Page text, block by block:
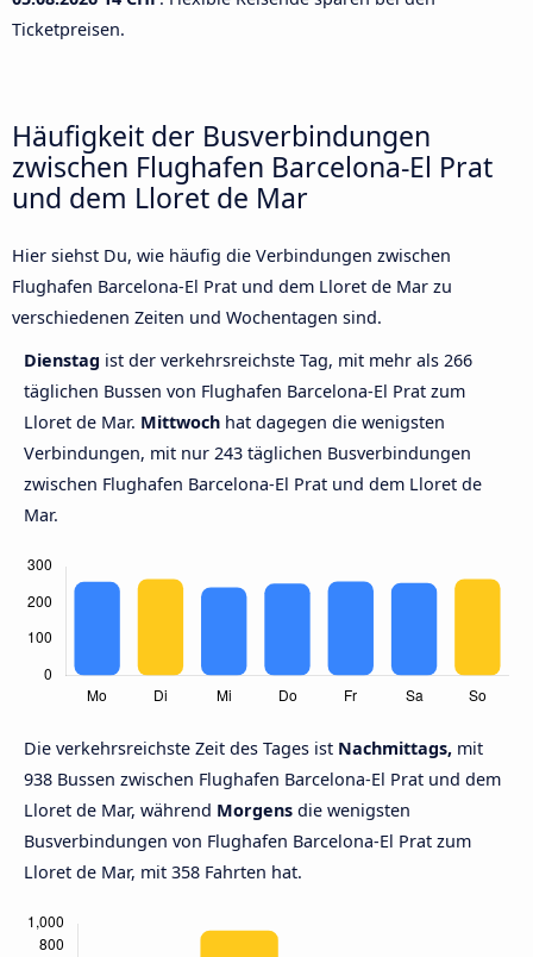
Ticketpreisen.
Häufigkeit der Busverbindungen
zwischen Flughafen Barcelona-El Prat
und dem Lloret de Mar
Hier siehst Du, wie häufig die Verbindungen zwischen
Flughafen Barcelona-El Prat und dem Lloret de Mar zu
verschiedenen Zeiten und Wochentagen sind.
Dienstag ist der verkehrsreichste Tag, mit mehr als 266
täglichen Bussen von Flughafen Barcelona-El Prat zum
Lloret de Mar. Mittwoch hat dagegen die wenigsten
Verbindungen, mit nur 243 täglichen Busverbindungen
zwischen Flughafen Barcelona-El Prat und dem Lloret de
Mar.
Die verkehrsreichste Zeit des Tages ist Nachmittags, mit
938 Bussen zwischen Flughafen Barcelona-El Prat und dem
Lloret de Mar, während Morgens die wenigsten
Busverbindungen von Flughafen Barcelona-El Prat zum
Lloret de Mar, mit 358 Fahrten hat.